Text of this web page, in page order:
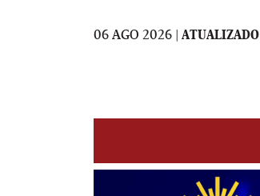
06 AGO 2026 | ATUALIZADO